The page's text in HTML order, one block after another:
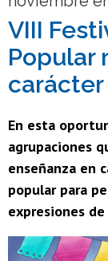
VIII
Popular
En esta
agrupaciones
enseñanza en
popular para
expresiones